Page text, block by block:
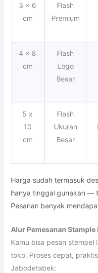
3 x 6
cm
Flash
Premium
4 x 8
cm
Flash
Logo
Besar
5 x
10
cm
Flash
Ukuran
Besar
Harga sudah termasuk
hanya tinggal gunakan —
Pesanan banyak
Alur Pemesanan Stample
Kamu bisa pesan
toko. Proses cepat,
Jabodetabek: